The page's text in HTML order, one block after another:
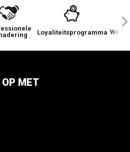
Loyaliteitsprogramma We
MET